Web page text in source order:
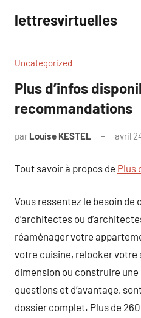
contenu
lettresvirtuelles
Uncategorized
Plus d’infos
recommandations
par Louise KESTEL avril
Tout savoir à propos de Plus
Vous ressentez le besoin de
d’architectes ou
réaménager votre
votre cuisine, relooker votre
dimension ou construire
questions et d’avantage,
dossier complet. Plus de